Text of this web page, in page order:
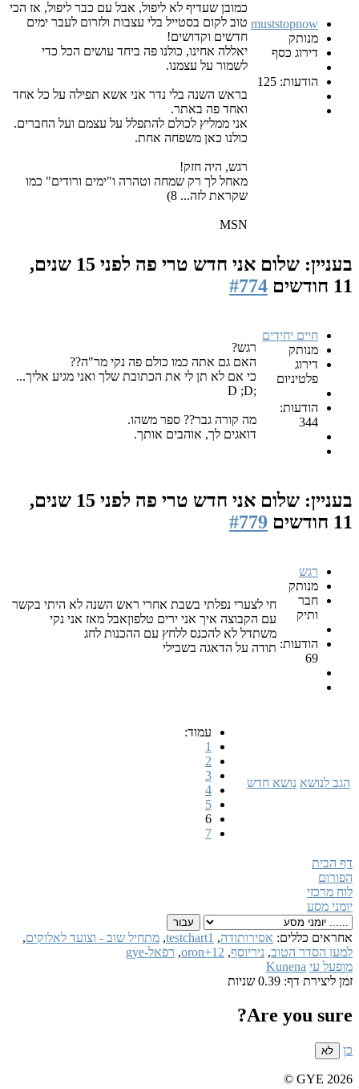
muststopnow
מנותק
דירוג כסף
הודעות: 125
כמובן שעדיף לא ליפול, אבל עם כבר ליפול, אז הכי
טוב לקום בסטייל בלי עצבות ולזרום לעבר ימים
חדשים וקדושים!
יאללה אחינו, כולנו פה ביחד עושים הכל כדי
לשמור על עצמנו.
בראש השנה בלי נדר אני אשא תפילה על כל אחד
ואחד פה באתר.
אני ממליץ לכולם להתפלל על עצמם ועל החברים.
כולנו כאן משפחה אחת.
רגש, היה חזק!
מאחל לך רק שמחה וטהרה ו"ימים ורודים" כמו
שקראת לזה... 8)
MSN
בעניין: שלום אני חדש טרי פה
לפני 15 שנים,
11 חודשים
#774
חיים יחידים
מנותק
דירוג
פלטיניום
הודעות:
344
רגש?
האם גם אתה כמו כולם פה נקי מר"ה??
כי אם לא תן לי את הכתובת שלך ואני מגיע אליך...
;D ;D
מה קורה גבר?? ספר משהו.
דואגים לך, אוהבים אותך.
בעניין: שלום אני חדש טרי פה
לפני 15 שנים,
11 חודשים
#779
רגש
מנותק
חבר
ותיק
הודעות:
69
חי לצערי נפלתי בשבת אחרי ראש השנה לא היתי בקשר
עם הקבוצה איך אני ירים טלפוןאבל מאז אני נקי
משתדל לא להכנס ללחץ עם ההכנות לחג
תודה על הדאגה בשבילי
הגב לנושא נושא חדש
עמוד:
1
2
3
4
5
6
7
דף הבית
הפורום
לוח מרכזי
יומני מסע
אחראים כללים: אסירותודה,
testchart1
, מתחיל שוב - וצועד לאלוקים,
למען הסדר הטוב, ניריוסף,
oron+12
, רפאל-gye
מופעל עי Kunena
זמן ליצירת דף: 0.39 שניות
Are you sure?
כן לא
GYE 2026 ©